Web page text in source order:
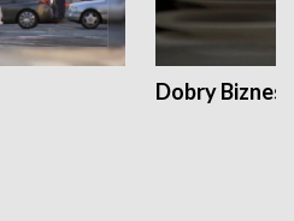
Dobry Biznes